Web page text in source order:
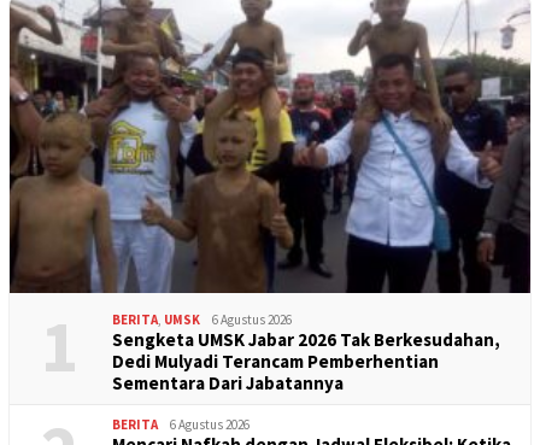
1 BERITA, UMSK 6 Agustus 2026
Sengketa UMSK Jabar 2026 Tak Berkesudahan,
Dedi Mulyadi Terancam Pemberhentian
Sementara Dari Jabatannya
BERITA 6 Agustus 2026